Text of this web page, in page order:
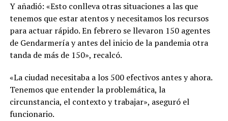
Y añadió: «Esto conlleva otras situaciones a las que
tenemos que estar atentos y necesitamos los recursos
para actuar rápido. En febrero se llevaron 150 agentes
de Gendarmería y antes del inicio de la pandemia otra
tanda de más de 150», recalcó.
«La ciudad necesitaba a los 500 efectivos antes y ahora.
Tenemos que entender la problemática, la
circunstancia, el contexto y trabajar», aseguró el
funcionario.